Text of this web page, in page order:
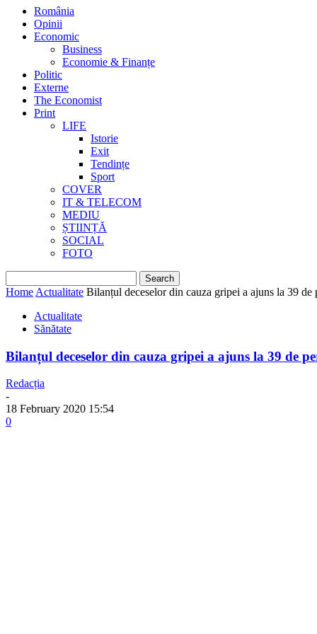
România
Opinii
Economic
Business
Economie & Finanțe
Politic
Externe
The Economist
Print
LIFE
Istorie
Exit
Tendințe
Sport
COVER
IT & TELECOM
MEDIU
ȘTIINȚĂ
SOCIAL
FOTO
Home Actualitate Bilanțul deceselor din cauza gripei a ajuns la 39 de
Actualitate
Sănătate
Bilanțul deceselor din cauza gripei a ajuns la 39 de
Redacția
-
18 February 2020 15:54
0